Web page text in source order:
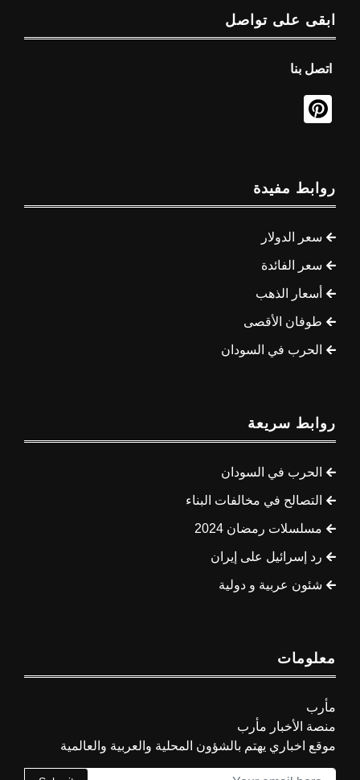
ابقى على تواصل
اتصل بنا
روابط مفيدة
سعر الدولار
سعر الفائدة
أسعار الذهب
طوفان الأقصى
الحرب في السودان
روابط سريعة
الحرب في السودان
التصالح في مخالفات البناء
مسلسلات رمضان 2024
رد إسرائيل على إيران
شئون عربية و دولية
معلومات
مأرب
منصة الأخبار مأرب
موقع اخباري يهتم بالشؤون المحلية والعربية والعالمية